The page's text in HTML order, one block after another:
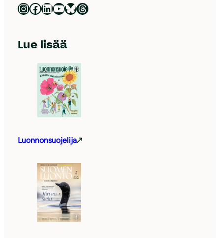
Luonnonsuojeluliitto Instagramissa Luonnonsuojeluliitto Facebookissa Luonnonsuojeluliitto LinkedInissä Luonnonsuojeluliiton YouTube-kanava Luonnonsuojeluliitto Blueskyssa Luonnonsuojeluliitto Threadsissa
Lue lisää
Luonnonsuojelija